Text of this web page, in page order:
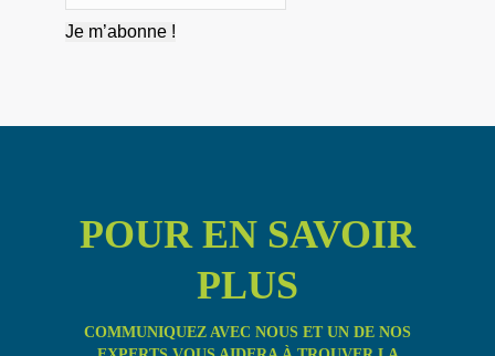
POUR EN SAVOIR
PLUS
COMMUNIQUEZ AVEC NOUS ET UN DE NOS